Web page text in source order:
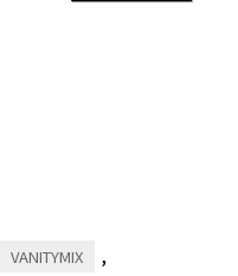
VANITYMIX ,